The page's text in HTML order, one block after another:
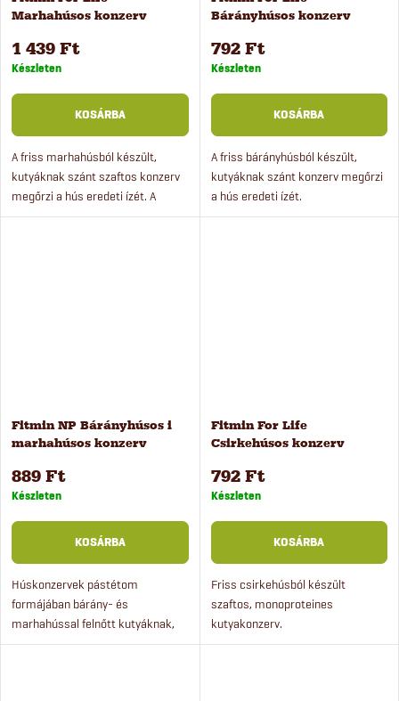
e
Marhahúsos konzerv
1 439 Ft
Készleten
KOSÁRBA
A friss marhahúsból készült,
kutyáknak szánt szaftos konzerv
megőrzi a hús eredeti ízét. A
kutyáknak szánt monoproteines
Bárányhúsos konzerv
792 Ft
Készleten
KOSÁRBA
A friss bárányhúsból készült,
kutyáknak szánt konzerv megőrzi
a hús eredeti ízét.
Fitmin NP Bárányhúsos i
marhahúsos konzerv
889 Ft
Készleten
KOSÁRBA
Húskonzervek pástétom
formájában bárány- és
marhahússal felnőtt kutyáknak,
de kölyökkutyáknak is
Fitmin For Life
Csirkehúsos konzerv
792 Ft
Készleten
KOSÁRBA
Friss csirkehúsból készült
szaftos, monoproteines
kutyakonzerv.